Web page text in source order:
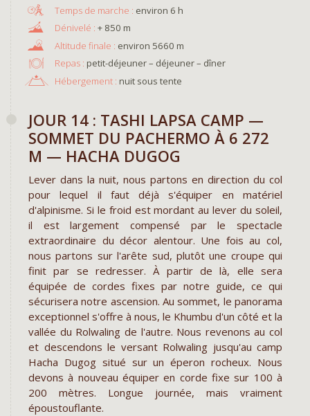
environ 6 h
+ 850 m
environ 5660 m
Repas : petit-déjeuner – déjeuner – dîner
Hébergement : nuit sous tente
JOUR 14 : TASHI LAPSA CAMP —
SOMMET DU PACHERMO À 6 272
M — HACHA DUGOG
Lever dans la nuit, nous partons en direction du col
pour lequel il faut déjà s'équiper en matériel
d'alpinisme. Si le froid est mordant au lever du soleil,
il est largement compensé par le spectacle
extraordinaire du décor alentour. Une fois au col,
nous partons sur l'arête sud, plutôt une croupe qui
finit par se redresser. À partir de là, elle sera
équipée de cordes fixes par notre guide, ce qui
sécurisera notre ascension. Au sommet, le panorama
exceptionnel s'offre à nous, le Khumbu d'un côté et la
vallée du Rolwaling de l'autre. Nous revenons au col
et descendons le versant Rolwaling jusqu'au camp
Hacha Dugog situé sur un éperon rocheux. Nous
devons à nouveau équiper en corde fixe sur 100 à
200 mètres. Longue journée, mais vraiment
époustouflante.